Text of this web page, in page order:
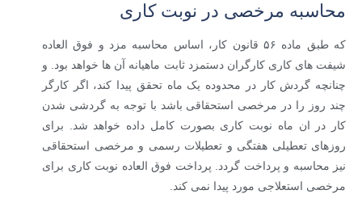
محاسبه مرخصی در نوبت کاری
که طبق ماده ۵۶ قانون کار، اساس محاسبه مزد و فوق العاده
شیفت های کاری کارگران دستمزد ثابت ماهیانه آن ها خواهد بود. و
چنانچه گردش کار در محدوده یک ماه تحقق پیدا کند، اگر کارگر
چند روز را در مرخصی استحقاقی باشد با توجه به گردشی شدن
کار در ان ماه نوبت کاری بصورت کامل داده خواهد شد. برای
روزهای تعطیلی هفتگی و تعطیلات رسمی و مرخصی استحقاقی
نیز محاسبه و پرداخت گردد. پرداخت فوق العاده نوبت کاری برای
مرخصی استعلاجی مورد پیدا نمی کند.